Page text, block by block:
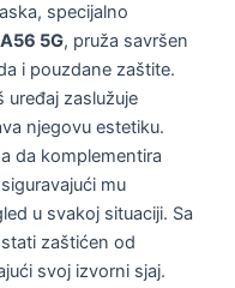
specijalno
5G, pruža savršen
i pouzdane zaštite.
uređaj zaslužuje
njegovu estetiku.
da komplementira
mu
u svakoj situaciji. Sa
zaštićen od
svoj izvorni sjaj.